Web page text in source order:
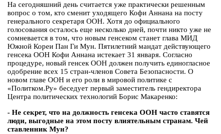
На сегодняшний день считается уже практически решенным
вопрос о том, кто сменит уходящего Кофи Аннана на посту
генерального секретаря ООН. Хотя до официального
голосования осталось еще несколько дней, почти никто уже не
сомневается в том, что новым генсеком станет глава МИД
Южной Кореи Пан Ги Мун. Пятилетний мандат действующего
генсека ООН Кофи Аннана истекает 31 января. Согласно
процедуре, новый генсек ООН должен получить единогласное
одобрение всех 15 стран-членов Совета Безопасности. О
новом главе ООН и его роли в мировой политике с
«Политком.Ру» беседует первый заместитель гендиректора
Центра политических технологий Борис Макаренко:
- Не секрет, что на должность генсека ООН часто ставятся
люди, выгодные на этом посту влиятельным странам. Чей
ставленник Мун?